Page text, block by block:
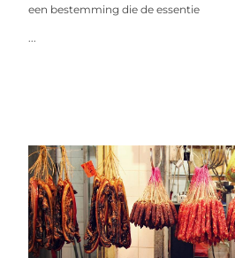
een bestemming die de essentie
...